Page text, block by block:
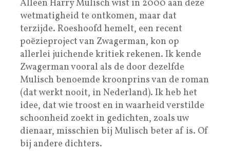
Alleen Harry Mulisch wist in 2000 aan deze
wetmatigheid te ontkomen, maar dat
terzijde. Roeshoofd hemelt, een recent
poëzieproject van Zwagerman, kon op
allerlei juichende kritiek rekenen. Ik kende
Zwagerman vooral als de door dezelfde
Mulisch benoemde kroonprins van de roman
(dat werkt nooit, in Nederland). Ik heb het
idee, dat wie troost en in waarheid verstilde
schoonheid zoekt in gedichten, zoals uw
dienaar, misschien bij Mulisch beter af is. Of
bij andere dichters.